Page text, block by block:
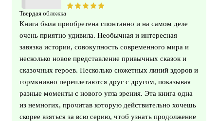
Твердая обложка
Книга была приобретена спонтанно и на самом деле
очень приятно удивила. Необычная и интересная
завязка истории, совокупность современного мира и
несколько новое представление привычных сказок и
сказочных героев. Несколько сюжетных линий здоров и
гормкнивно переплетаются друг с другом, показывая
разные моменты с нового угла зрения. Эта книга одна
из немногих, прочитав которую действительно хочешь
скорее взяться за всю серию, чтоб узнать продолжение